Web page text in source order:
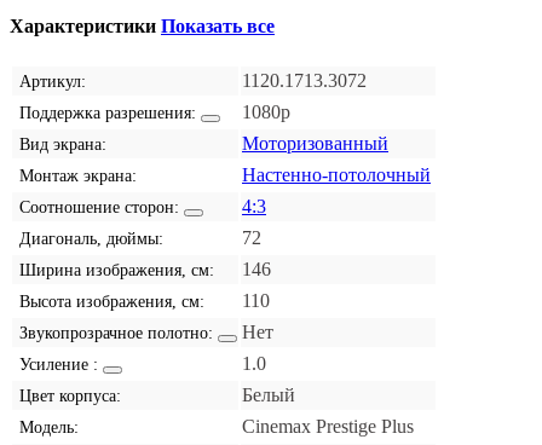
Характеристики Показать все
Артикул: 1120.1713.3072
Поддержка разрешения: 1080p
Вид экрана: Моторизованный
Монтаж экрана: Настенно-потолочный
Соотношение сторон: 4:3
Диагональ, дюймы: 72
Ширина изображения, см: 146
Высота изображения, см: 110
Звукопрозрачное полотно: Нет
Усиление : 1.0
Цвет корпуса: Белый
Модель: Cinemax Prestige Plus